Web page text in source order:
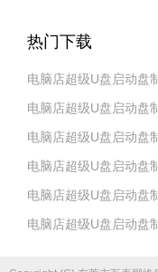
热门下载
电脑店超级U盘启动盘
电脑店超级U盘启动盘
电脑店超级U盘启动盘
电脑店超级U盘启动盘
电脑店超级U盘启动盘
电脑店超级U盘启动盘